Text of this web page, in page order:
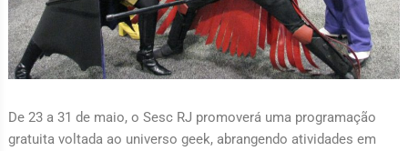
De 23 a 31 de maio, o Sesc RJ promoverá uma programação
gratuita voltada ao universo geek, abrangendo atividades em